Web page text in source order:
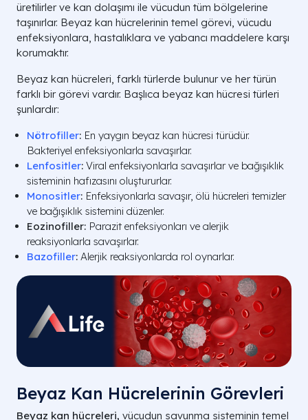
üretilirler ve kan dolaşımı ile vücudun tüm bölgelerine
taşınırlar. Beyaz kan hücrelerinin temel görevi, vücudu
enfeksiyonlara, hastalıklara ve yabancı maddelere karşı
korumaktır.
Beyaz kan hücreleri, farklı türlerde bulunur ve her türün
farklı bir görevi vardır. Başlıca beyaz kan hücresi türleri
şunlardır:
Nötrofiller: En yaygın beyaz kan hücresi türüdür.
Bakteriyel enfeksiyonlarla savaşırlar.
Lenfositler: Viral enfeksiyonlarla savaşırlar ve bağışıklık
sisteminin hafızasını oluştururlar.
Monositler: Enfeksiyonlarla savaşır, ölü hücreleri temizler
ve bağışıklık sistemini düzenler.
Eozinofiller: Parazit enfeksiyonları ve alerjik
reaksiyonlarla savaşırlar.
Bazofiller: Alerjik reaksiyonlarda rol oynarlar.
Beyaz Kan Hücrelerinin Görevleri
Beyaz kan hücreleri, vücudun savunma sisteminin temel